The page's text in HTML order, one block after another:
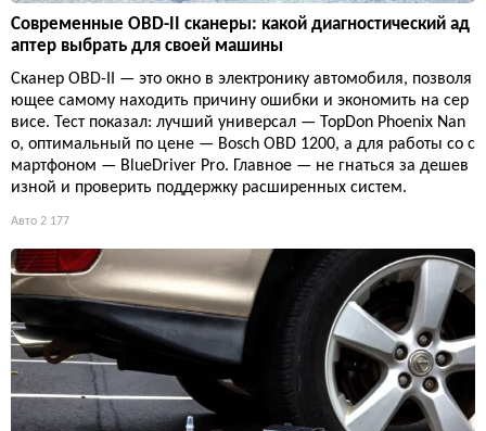
Современные OBD-II сканеры: какой диагностический ад
аптер выбрать для своей машины
Сканер OBD-II — это окно в электронику автомобиля, позволя
ющее самому находить причину ошибки и экономить на сер
висе. Тест показал: лучший универсал — TopDon Phoenix Nan
o, оптимальный по цене — Bosch OBD 1200, а для работы со с
мартфоном — BlueDriver Pro. Главное — не гнаться за дешев
изной и проверить поддержку расширенных систем.
Авто 2 177